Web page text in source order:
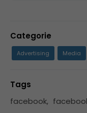
Categorie
Advertising Media
Tags
facebook,